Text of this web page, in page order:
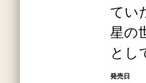
てい
星の
と
発売日